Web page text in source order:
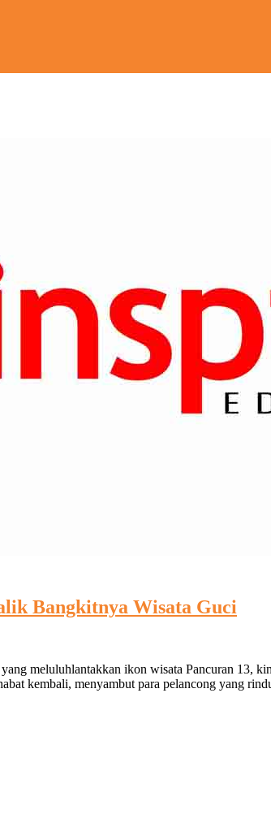
Bangkitnya Wisata Guci
meluluhlantakkan ikon wisata Pancuran 13,
kembali, menyambut para pelancong yang